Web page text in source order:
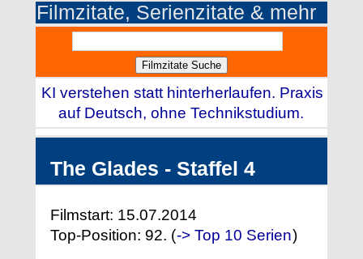
Filmzitate, Serienzitate & mehr
KI verstehen statt hinterherlaufen. Praxis
auf Deutsch, ohne Technikstudium.
The Glades - Staffel 4
Filmstart: 15.07.2014
Top-Position: 92. (-> Top 10 Serien)